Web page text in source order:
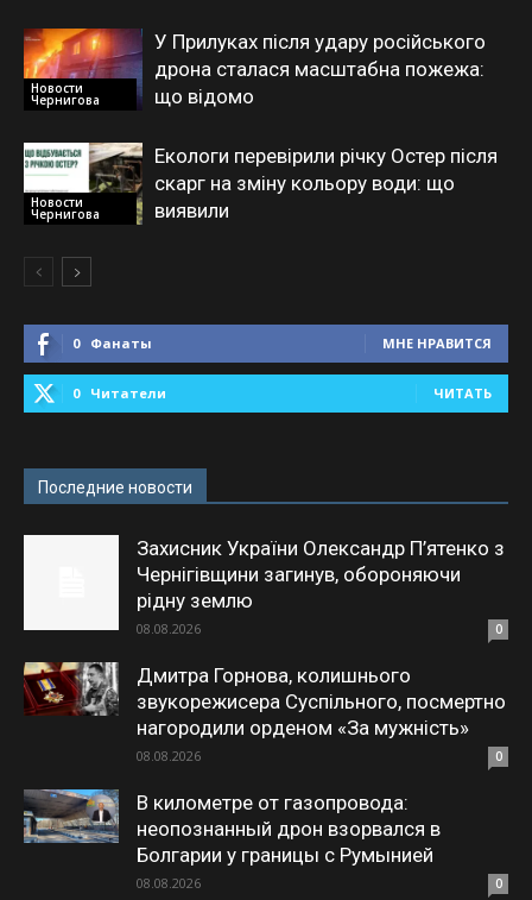
Новости
Чернигова
У Прилуках після удару російського
дрона сталася масштабна пожежа:
що відомо
Новости
Чернигова
Екологи перевірили річку Остер після
скарг на зміну кольору води: що
виявили
0 Фанаты МНЕ НРАВИТСЯ
0 Читатели ЧИТАТЬ
Последние новости
Захисник України Олександр П’ятенко з
Чернігівщини загинув, обороняючи
рідну землю
08.08.2026 0
Дмитра Горнова, колишнього
звукорежисера Суспільного, посмертно
нагородили орденом «За мужність»
08.08.2026 0
В километре от газопровода:
неопознанный дрон взорвался в
Болгарии у границы с Румынией
08.08.2026 0